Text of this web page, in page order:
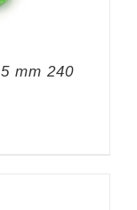
mm 240